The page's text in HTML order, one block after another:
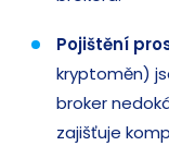
Pojištění
kryptoměn)
broker
zajišťuje